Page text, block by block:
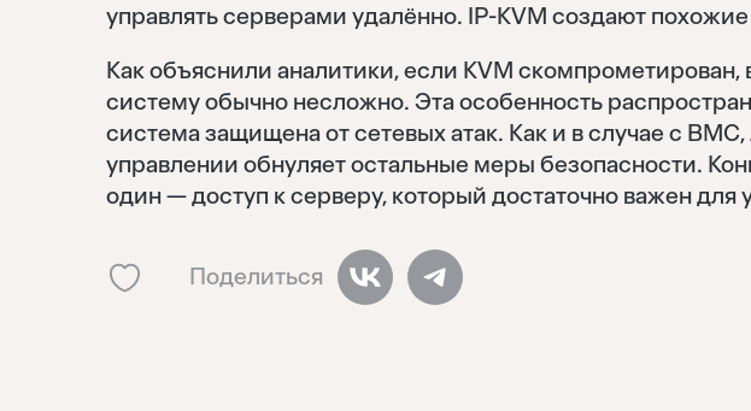
управлять серверами удалённо. IP-KVM создают
Как объяснили аналитики, если KVM
систему обычно несложно. Эта особенность
система защищена от сетевых атак. Как и в случае с
управлении обнуляет остальные меры безопасности.
один — доступ к серверу, который достаточно важен для
Поделиться